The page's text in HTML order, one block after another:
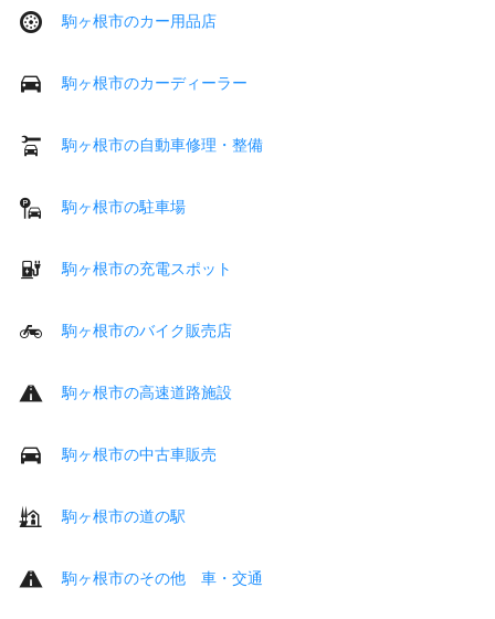
駒ヶ根市のカー用品店
駒ヶ根市のカーディーラー
駒ヶ根市の自動車修理・整備
駒ヶ根市の駐車場
駒ヶ根市の充電スポット
駒ヶ根市のバイク販売店
駒ヶ根市の高速道路施設
駒ヶ根市の中古車販売
駒ヶ根市の道の駅
駒ヶ根市のその他 車・交通